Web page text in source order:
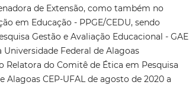
de Extensão, como também no
em Educação - PPGE/CEDU, sendo
Gestão e Avaliação Educacional - GAE
Federal de Alagoas
Relatora do Comitê de Ética em Pesquisa
Alagoas CEP-UFAL de agosto de 2020 a